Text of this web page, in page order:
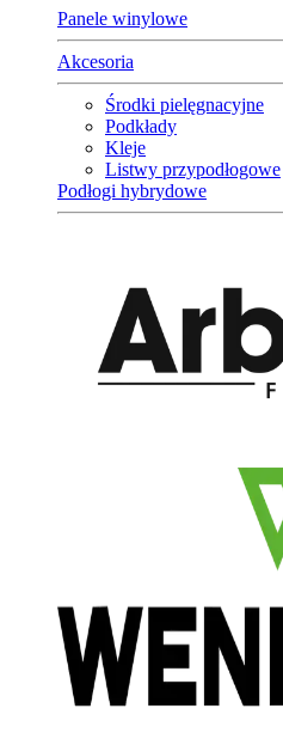
Panele winylowe
Akcesoria
Środki pielęgnacyjne
Podkłady
Kleje
Listwy przypodłogowe
Podłogi hybrydowe